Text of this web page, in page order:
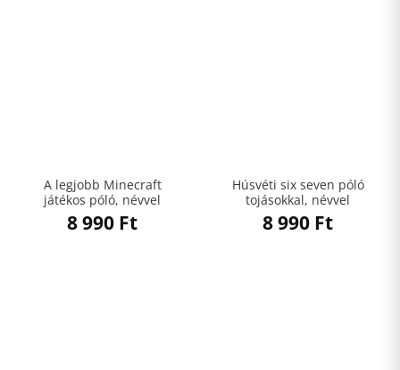
A legjobb Minecraft
játékos póló, névvel
8 990 Ft
Húsvéti six seven póló
tojásokkal, névvel
8 990 Ft